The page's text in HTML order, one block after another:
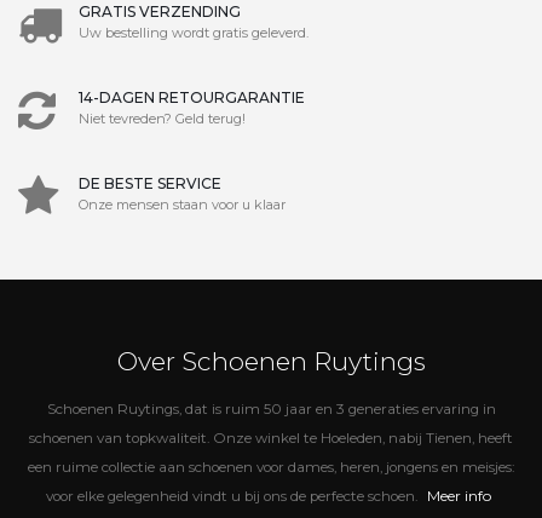
GRATIS VERZENDING
Uw bestelling wordt gratis geleverd.
14-DAGEN RETOURGARANTIE
Niet tevreden? Geld terug!
DE BESTE SERVICE
Onze mensen staan voor u klaar
Over Schoenen Ruytings
Schoenen Ruytings, dat is ruim 50 jaar en 3 generaties ervaring in
schoenen van topkwaliteit. Onze winkel te Hoeleden, nabij Tienen, heeft
een ruime collectie aan schoenen voor dames, heren, jongens en meisjes:
voor elke gelegenheid vindt u bij ons de perfecte schoen.
Meer info